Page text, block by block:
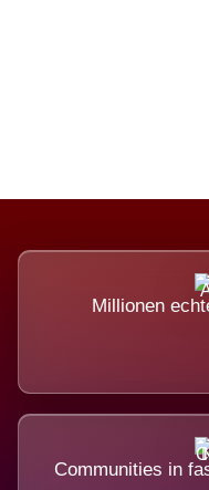
Millionen
Communities in